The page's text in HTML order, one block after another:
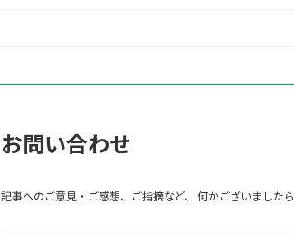
お問い合わせ
記事へのご意見・ご感想、ご指摘など、 何かございましたら